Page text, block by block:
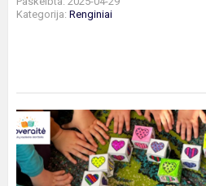
Kategorija: Renginiai
Dalyvavimas
eTwinning
projekte